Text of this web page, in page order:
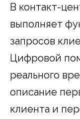
В контакт-
выполняет
запросов
Цифровой
реального
описание
клиента и